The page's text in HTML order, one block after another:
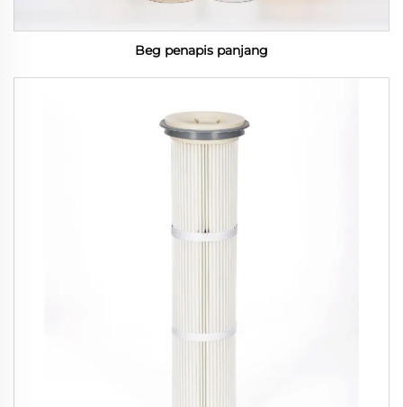
Beg penapis panjang